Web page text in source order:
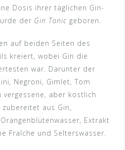
Dosis ihrer täglichen Gin-
der Gin Tonic geboren.
auf beiden Seiten des
kreiert, wobei Gin die
war. Darunter der
Negroni, Gimlet, Tom
aber köstlich
zubereitet aus Gin,
Extrakt
Fraîche und Selterswasser.